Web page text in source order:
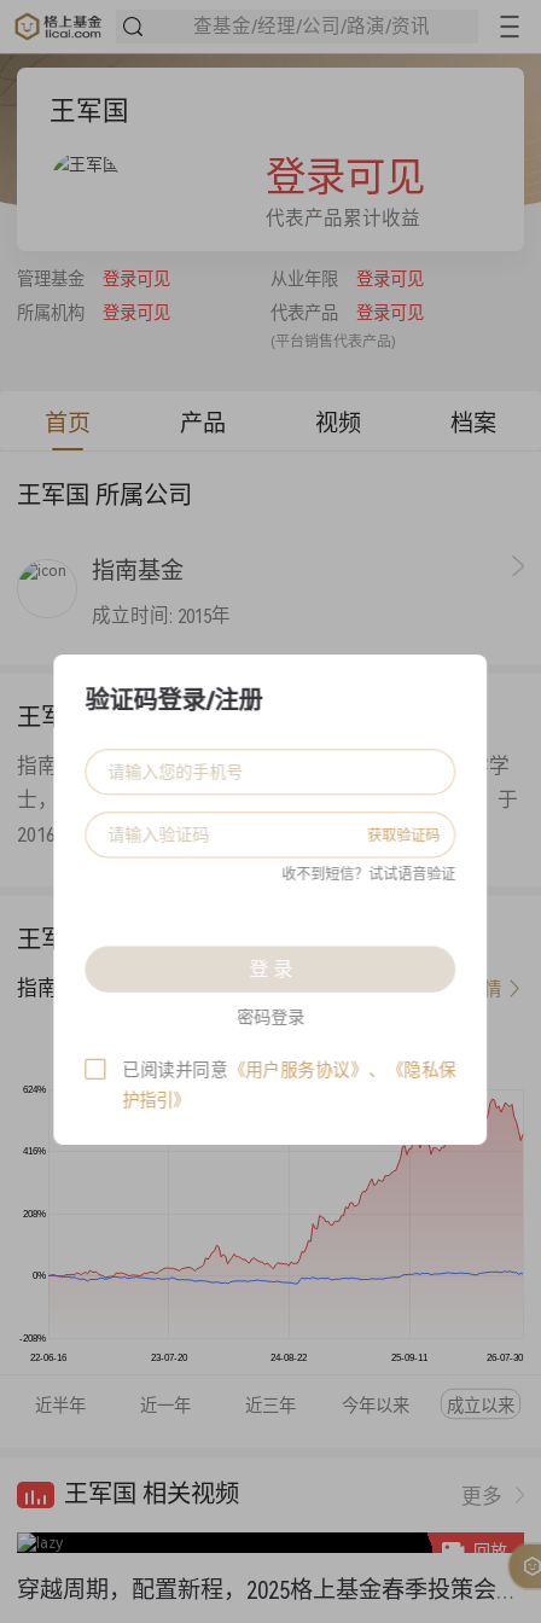
查基金/经理/公司/路演/资讯
王军国
登录可见
代表产品累计收益
管理基金 登录可见 从业年限
登录可见
所属机构
登录可见 代表产品 登录可见
(平台销售代表产品)
首页 产品 视频 档案
王军国 所属公司
指南基金
成立时间: 2015年
王军国 经理简介
指南基金董事长兼总经理，对外经济贸易大学经济学学
士，管理学硕士，清华大学EMBA，中国注册会计师。于
2016年创立指南基金。
王军国 代表产品
指南创远A 查看详情
-208%
0%
208%
416%
624%
22-06-16 23-07-20 24-08-22 25-09-11 26-07-30
近半年 近一年 近三年 今年以来 成立以来
王军国 相关视频 更多
回放
穿越周期，配置新程，2025格上基金春季投策会——圆桌论坛
验证码登录/注册
获取验证码
收不到短信？试试语音验证
登 录
密码登录
已阅读并同意 《用户服务协议》 、
《隐私保
护指引》